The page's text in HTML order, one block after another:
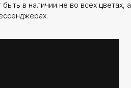
в наличии не во всех цветах,